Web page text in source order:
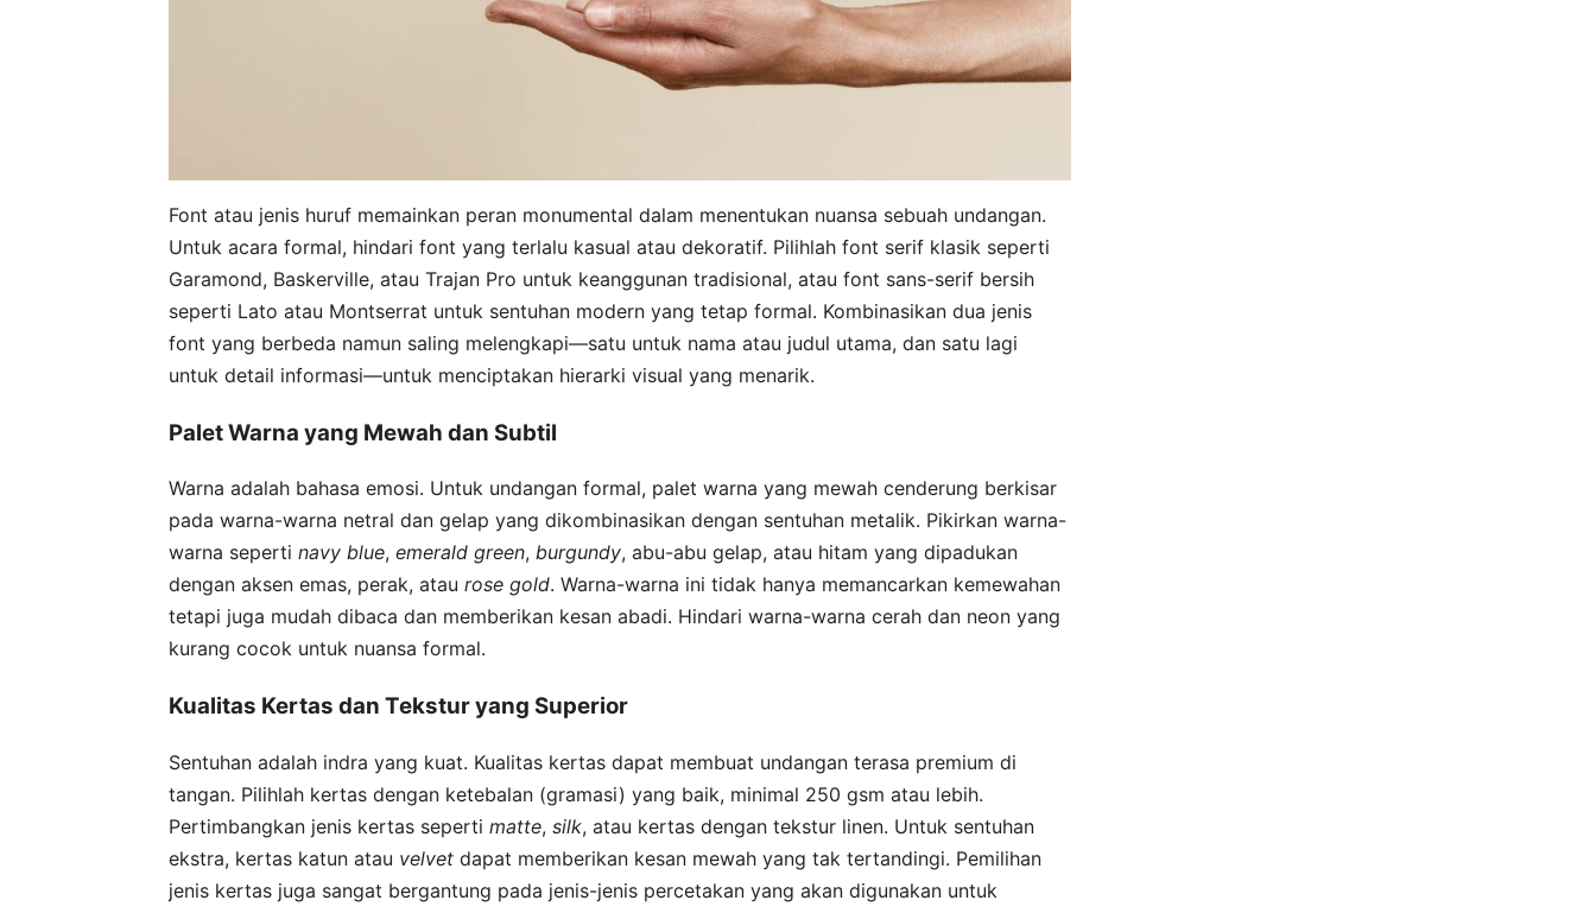
Font atau jenis huruf memainkan peran monumental dalam menentukan nuansa sebuah undangan.
Untuk acara formal, hindari font yang terlalu kasual atau dekoratif. Pilihlah font serif klasik seperti
Garamond, Baskerville, atau Trajan Pro untuk keanggunan tradisional, atau font sans-serif bersih
seperti Lato atau Montserrat untuk sentuhan modern yang tetap formal. Kombinasikan dua jenis
font yang berbeda namun saling melengkapi—satu untuk nama atau judul utama, dan satu lagi
untuk detail informasi—untuk menciptakan hierarki visual yang menarik.
Palet Warna yang Mewah dan Subtil
Warna adalah bahasa emosi. Untuk undangan formal, palet warna yang mewah cenderung berkisar
pada warna-warna netral dan gelap yang dikombinasikan dengan sentuhan metalik. Pikirkan warna-
warna seperti navy blue, emerald green, burgundy, abu-abu gelap, atau hitam yang dipadukan
dengan aksen emas, perak, atau rose gold. Warna-warna ini tidak hanya memancarkan kemewahan
tetapi juga mudah dibaca dan memberikan kesan abadi. Hindari warna-warna cerah dan neon yang
kurang cocok untuk nuansa formal.
Kualitas Kertas dan Tekstur yang Superior
Sentuhan adalah indra yang kuat. Kualitas kertas dapat membuat undangan terasa premium di
tangan. Pilihlah kertas dengan ketebalan (gramasi) yang baik, minimal 250 gsm atau lebih.
Pertimbangkan jenis kertas seperti matte, silk, atau kertas dengan tekstur linen. Untuk sentuhan
ekstra, kertas katun atau velvet dapat memberikan kesan mewah yang tak tertandingi. Pemilihan
jenis kertas juga sangat bergantung pada jenis-jenis percetakan yang akan digunakan untuk